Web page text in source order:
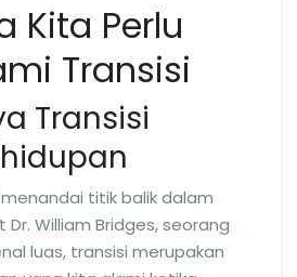
Kita Perlu
Transisi
Transisi
menandai titik balik dalam
Dr. William Bridges, seorang
luas, transisi merupakan